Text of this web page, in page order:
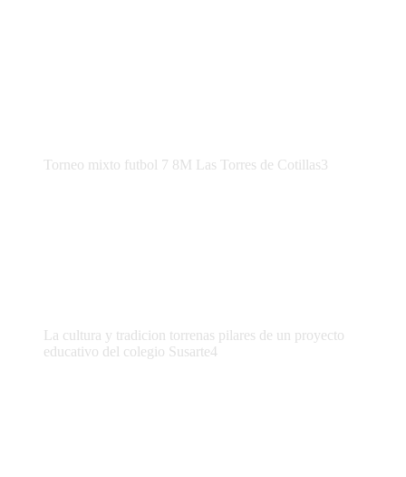
Torneo mixto futbol 7 8M Las Torres de Cotillas3
La cultura y tradicion torrenas pilares de un proyecto
educativo del colegio Susarte4